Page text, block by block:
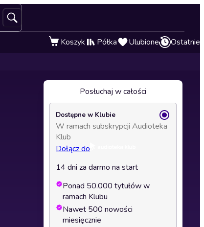
Koszyk Półka Ulubione Ostatnie
Posłuchaj w całości
Dostępne w Klubie
W ramach subskrypcji Audioteka
Klub
Dołącz do
14 dni za darmo na start
Ponad 50.000 tytułów w
ramach Klubu
Nawet 500 nowości
miesięcznie